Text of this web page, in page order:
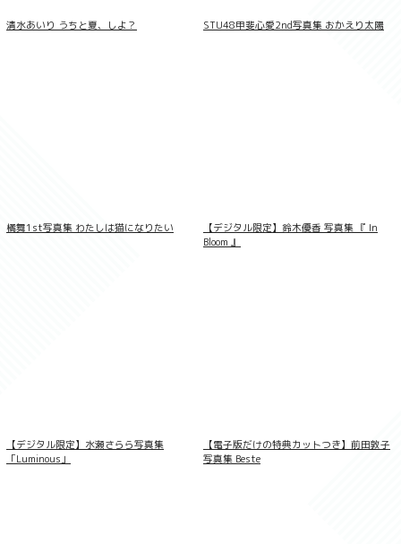
清水あいり うちと夏、しよ？ STU48甲斐心愛2nd写真集 おかえり太陽
橘舞1st写真集 わたしは猫になりたい
【デジタル限定】鈴木優香 写真集 『 In
Bloom 』
【デジタル限定】水瀬さらら写真集
「Luminous」
【電子版だけの特典カットつき】前田敦子
写真集 Beste